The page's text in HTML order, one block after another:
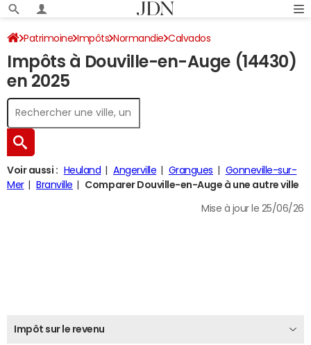
Patrimoine Impôts Normandie Calvados
Douville-en-Auge Impôt sur le revenu
Impôts à Douville-en-Auge (14430)
en 2025
Voir aussi : Heuland Angerville Grangues
Gonneville-sur-
Mer
Branville Comparer Douville-en-Auge à une autre ville
Mise à jour le 25/06/26
Impôt sur le revenu